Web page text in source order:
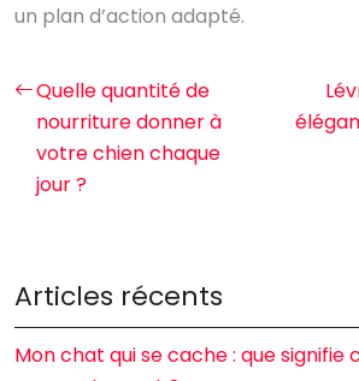
un plan d’action adapté.
Quelle quantité de
nourriture donner à
votre chien chaque
jour ?
Articles récents
Mon chat qui se cache : que signifie